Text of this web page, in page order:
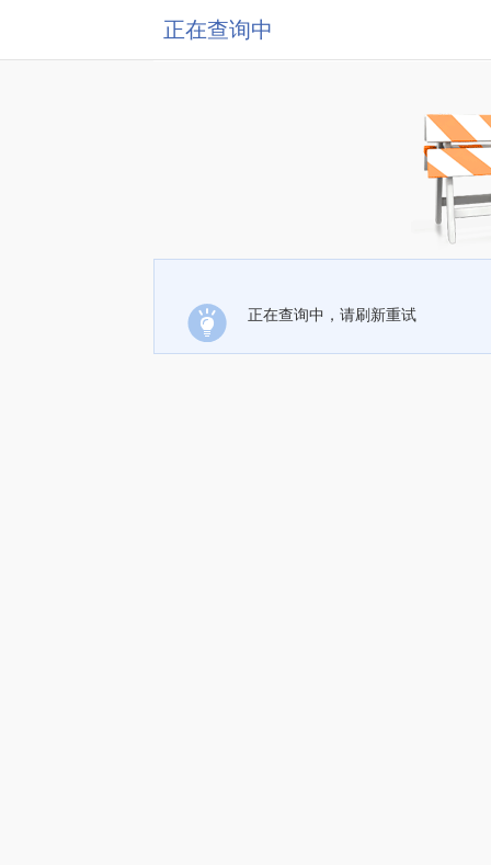
正在查询中
正在查询中，请刷新重试